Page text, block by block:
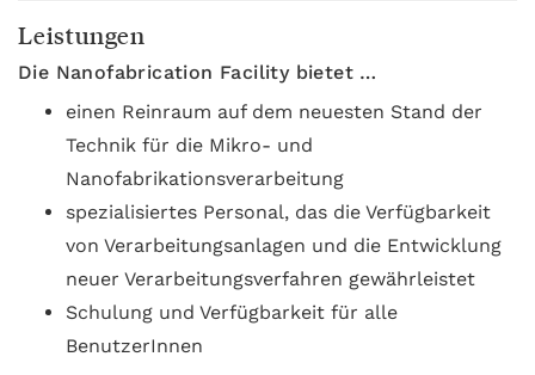
Leistungen
Die Nanofabrication Facility bietet …
einen Reinraum auf dem neuesten Stand der
Technik für die Mikro- und
Nanofabrikationsverarbeitung
spezialisiertes Personal, das die Verfügbarkeit
von Verarbeitungsanlagen und die Entwicklung
neuer Verarbeitungsverfahren gewährleistet
Schulung und Verfügbarkeit für alle
BenutzerInnen